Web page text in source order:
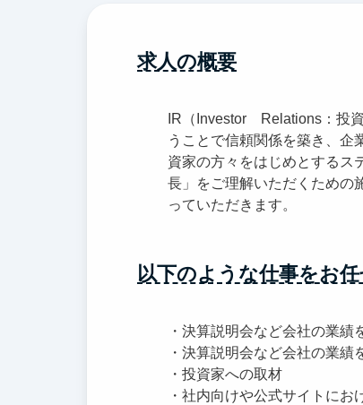
求人の概要
IR（Investor Relations：投
うことで信頼関係を築き、企
資家の方々をはじめとするス
長」をご理解いただくための
っていただきます。
以下のような仕事をお任
・決算説明会など会社の業
・決算説明会など会社の業績
・投資家への取材
・社内向けや公式サイトにお